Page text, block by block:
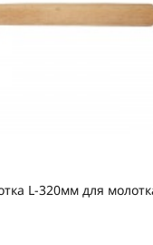
L-320мм для